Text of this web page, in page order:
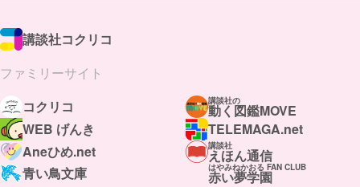
講談社コクリコ
ファミリーサイト
コクリコ
講談社の
動く図鑑MOVE
WEB げんき
TELEMAGA.net
Aneひめ.net
講談社
えほん通信
青い鳥文庫
はやみねかおる FAN CLUB
赤い夢学園